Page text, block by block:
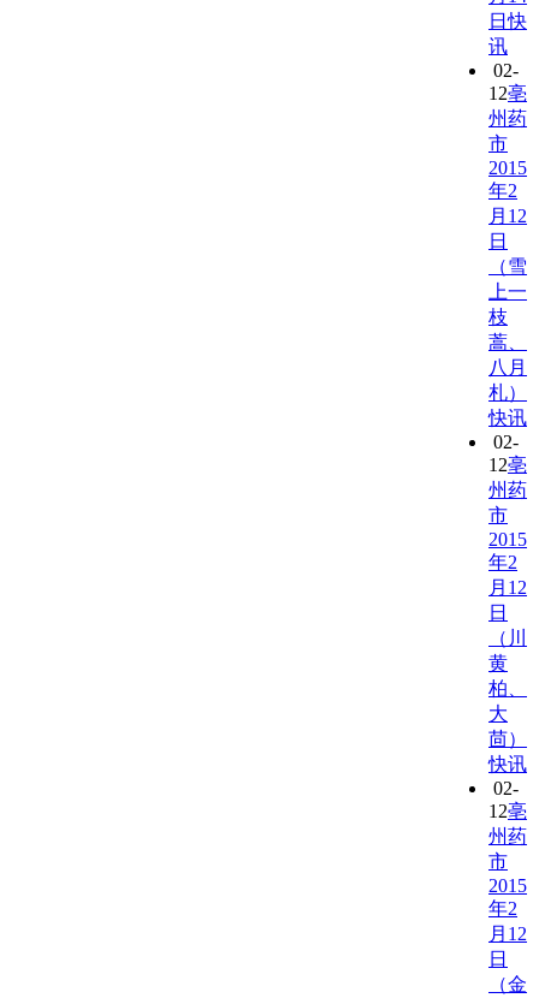
日快
讯
02-
12亳
州药
市
2015
年2
月12
日
（雪
上一
枝
蒿、
八月
札）
快讯
02-
12亳
州药
市
2015
年2
月12
日
（川
黄
柏、
大
茴）
快讯
02-
12亳
州药
市
2015
年2
月12
日
（金